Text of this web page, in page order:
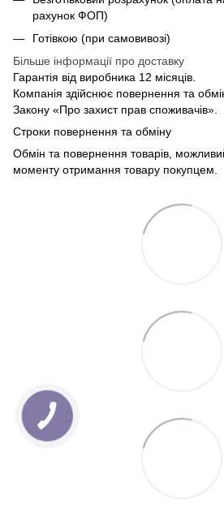
рахунок ФОП)
Готівкою (при самовивозі)
Більше інформації про доставку
Гарантія від виробника 12 місяців.
Компанія здійснює повернення та
Закону «Про захист прав споживачів».
Строки повернення та обміну
Обмін та повернення товарів,
моменту отримання товару покупцем.